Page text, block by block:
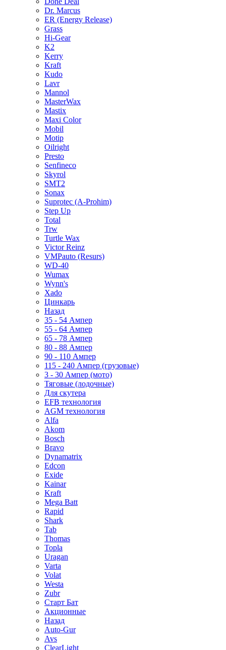
Dr. Marcus
ER (Energy Release)
Grass
Hi-Gear
K2
Kerry
Kraft
Kudo
Lavr
Mannol
MasterWax
Mastix
Maxi Color
Mobil
Motip
Oilright
Presto
Senfineco
Skyrol
SMT2
Sonax
Suprotec (A-Prohim)
Step Up
Total
Trw
Turtle Wax
Victor Reinz
VMPauto (Resurs)
WD-40
Wumax
Wynn's
Xado
Цинкарь
Назад
35 - 54 Ампер
55 - 64 Ампер
65 - 78 Ампер
80 - 88 Ампер
90 - 110 Ампер
115 - 240 Ампер (грузовые)
3 - 30 Ампер (мото)
Тяговые (лодочные)
Для скутера
EFB технология
AGM технология
Alfa
Akom
Bosch
Bravo
Dynamatrix
Edcon
Exide
Kainar
Kraft
Mega Batt
Rapid
Shark
Tab
Thomas
Topla
Uragan
Varta
Volat
Westa
Zubr
Старт Бат
Акционные
Назад
Auto-Gur
Avs
ClearLight